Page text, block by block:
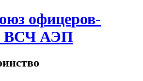
офицеров-
ВСЧ АЭП